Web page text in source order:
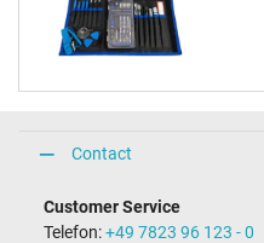
Contact
Customer Service
Telefon:+49 7823 96 123 - 0